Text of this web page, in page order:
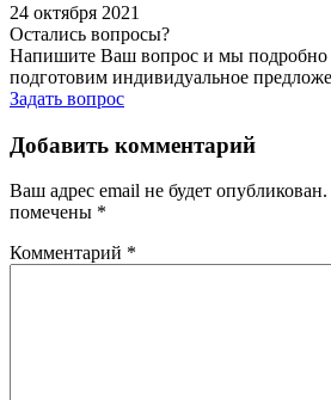
24 октября 2021
Остались вопросы?
Напишите Ваш вопрос и мы подробно
подготовим индивидуальное
Задать вопрос
Добавить комментарий
Ваш адрес email не будет опубликован.
помечены *
Комментарий *